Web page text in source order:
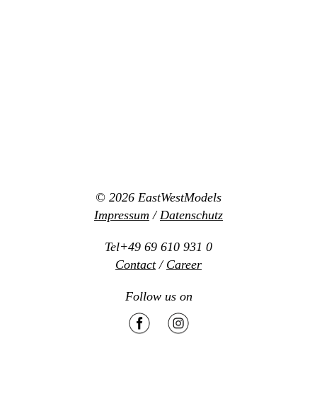
© 2026 EastWestModels
Impressum /Datenschutz
Tel+49 69 610 931 0
Contact/ Career
Follow us on